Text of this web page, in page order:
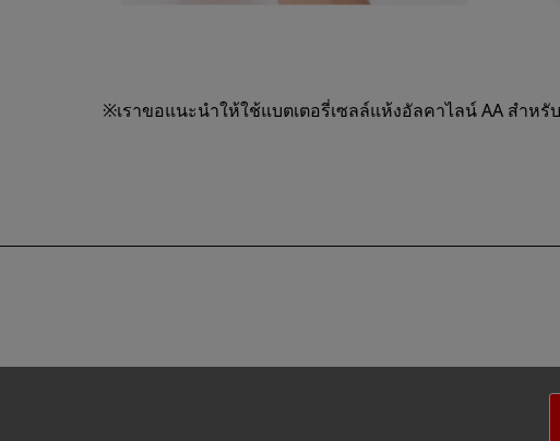
※เราขอแนะนำให้ใช้แบตเตอรี่เซลล์แห้งอัลคาไลน์ AA สำห